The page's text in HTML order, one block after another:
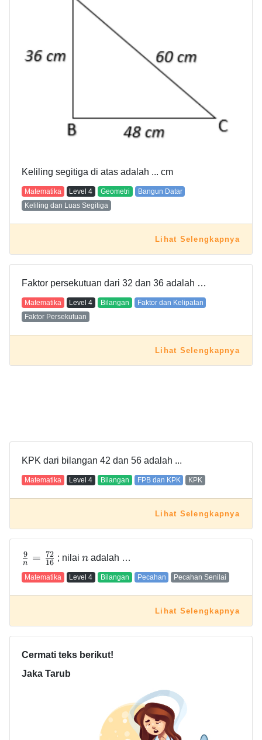
Keliling segitiga di atas adalah ... cm
Matematika Level 4 Geometri
Bangun Datar
Keliling dan Luas Segitiga
Lihat Selengkapnya
Faktor persekutuan dari 32 dan 36 adalah …
Matematika Level 4 Bilangan
Faktor dan Kelipatan
Faktor Persekutuan
Lihat Selengkapnya
KPK dari bilangan 42 dan 56 adalah ...
Matematika Level 4 Bilangan FPB dan KPK KPK
Lihat Selengkapnya
n
9 = 16
72 ; nilai n adalah …
Matematika Level 4 Bilangan Pecahan Pecahan Senilai
Lihat Selengkapnya
Cermati teks berikut!
Jaka Tarub